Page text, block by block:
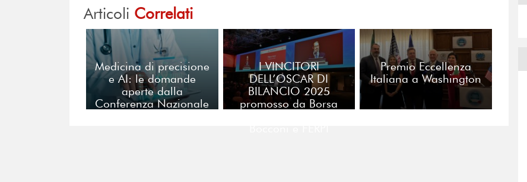
Articoli Correlati
Medicina di precisione
e AI: le domande
aperte dalla
Conferenza Nazionale
I VINCITORI
DELL’OSCAR DI
BILANCIO 2025
promosso da Borsa
Premio Eccellenza
Italiana a Washington